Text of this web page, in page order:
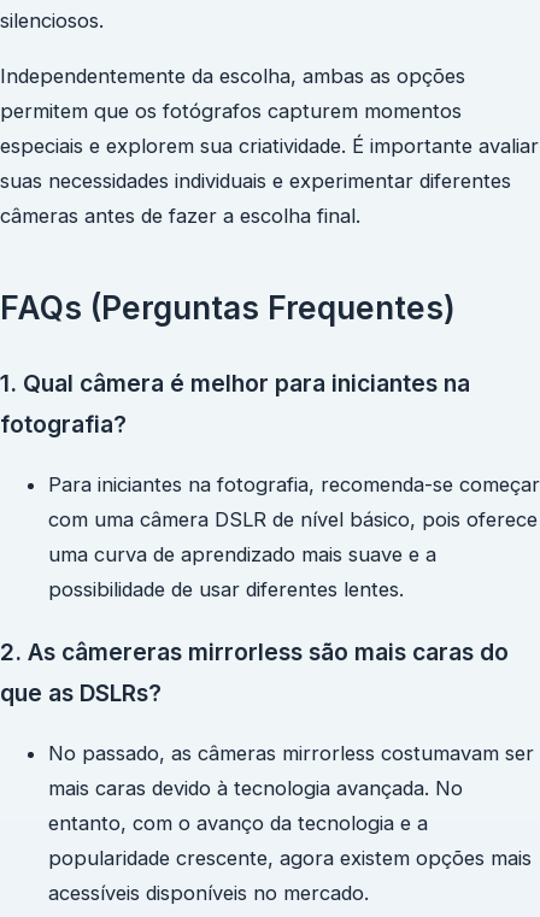
silenciosos.
Independentemente da escolha, ambas as opções
permitem que os fotógrafos capturem momentos
especiais e explorem sua criatividade. É importante avaliar
suas necessidades individuais e experimentar diferentes
câmeras antes de fazer a escolha final.
FAQs (Perguntas Frequentes)
1. Qual câmera é melhor para iniciantes na
fotografia?
Para iniciantes na fotografia, recomenda-se começar
com uma câmera DSLR de nível básico, pois oferece
uma curva de aprendizado mais suave e a
possibilidade de usar diferentes lentes.
2. As câmereras mirrorless são mais caras do
que as DSLRs?
No passado, as câmeras mirrorless costumavam ser
mais caras devido à tecnologia avançada. No
entanto, com o avanço da tecnologia e a
popularidade crescente, agora existem opções mais
acessíveis disponíveis no mercado.